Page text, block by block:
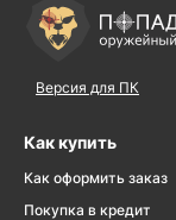
Версия для ПК
Как купить
Как оформить заказ
Покупка в кредит